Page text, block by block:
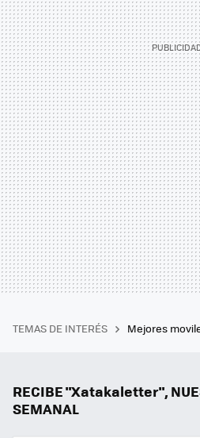
TEMAS DE INTERÉS Mejores
RECIBE "Xatakaletter",
SEMANAL